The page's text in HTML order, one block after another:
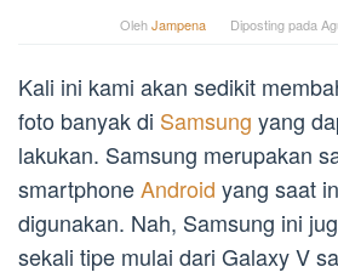
OlehJampena Diposting pada
Kali ini kami akan sedikit
foto banyak di Samsung yang
lakukan. Samsung merupakan
smartphoneAndroid yang saat
digunakan. Nah, Samsung ini
sekali tipe mulai dari Galaxy V